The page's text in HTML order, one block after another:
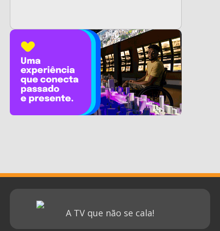
A TV que não se cala!